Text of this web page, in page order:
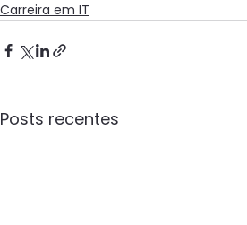
Carreira em IT
Posts recentes